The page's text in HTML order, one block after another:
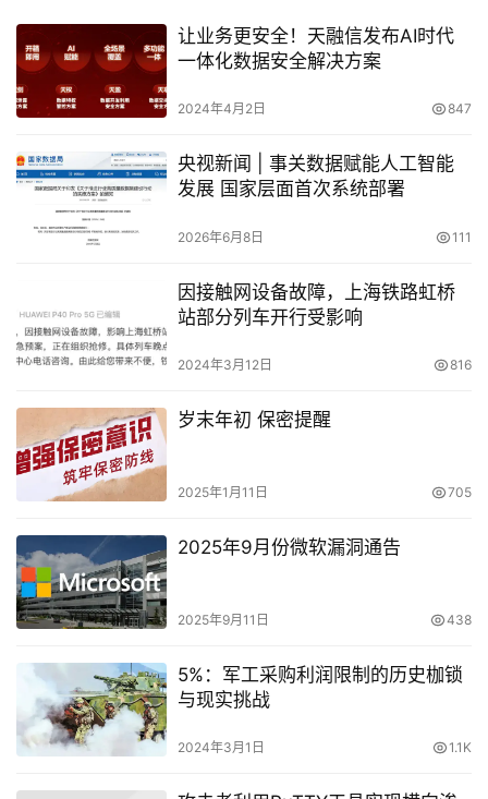
让业务更安全！天融信发布AI时代
一体化数据安全解决方案
2024年4月2日 847
央视新闻 | 事关数据赋能人工智能
发展 国家层面首次系统部署
2026年6月8日 111
因接触网设备故障，上海铁路虹桥
站部分列车开行受影响
2024年3月12日 816
岁末年初 保密提醒
2025年1月11日 705
2025年9月份微软漏洞通告
2025年9月11日 438
5%：军工采购利润限制的历史枷锁
与现实挑战
2024年3月1日 1.1K